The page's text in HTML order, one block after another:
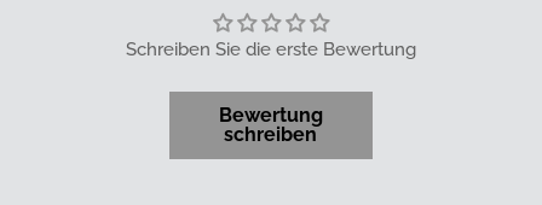
Schreiben Sie die erste Bewertung
Bewertung
schreiben